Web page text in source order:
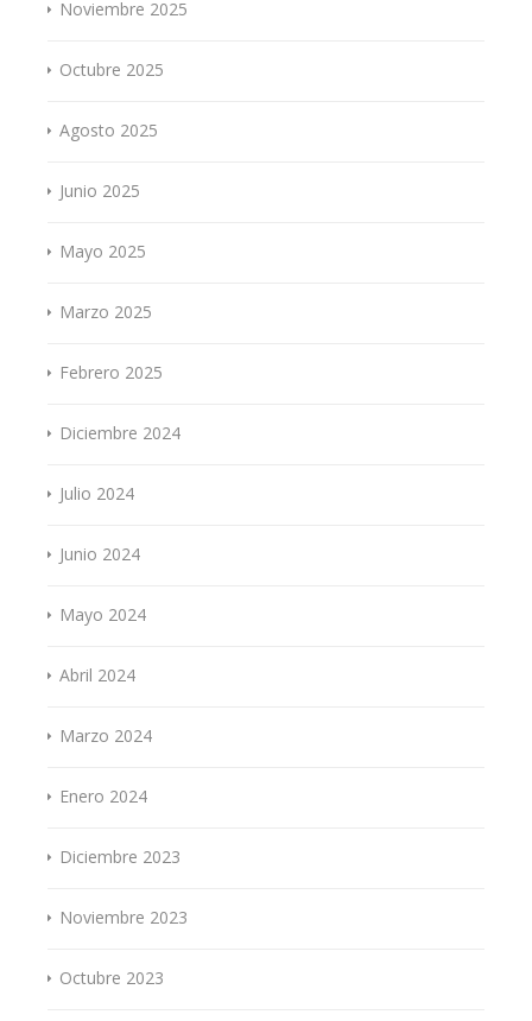
Noviembre 2025
Octubre 2025
Agosto 2025
Junio 2025
Mayo 2025
Marzo 2025
Febrero 2025
Diciembre 2024
Julio 2024
Junio 2024
Mayo 2024
Abril 2024
Marzo 2024
Enero 2024
Diciembre 2023
Noviembre 2023
Octubre 2023